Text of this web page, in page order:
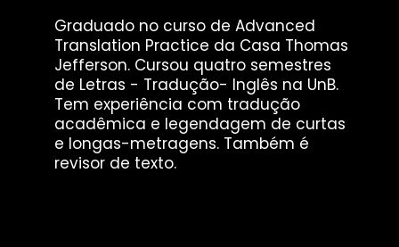
Graduado no curso de Advanced
Translation Practice da Casa Thomas
Jefferson. Cursou quatro semestres
de Letras - Tradução- Inglês na UnB.
Tem experiência com tradução
acadêmica e legendagem de curtas
e longas-metragens. Também é
revisor de texto.